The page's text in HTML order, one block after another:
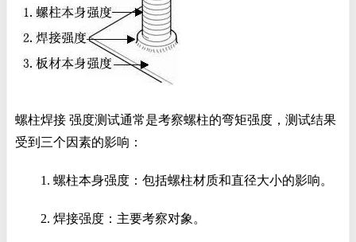
螺柱焊接 强度测试通常是考察螺柱的弯矩强度，测试结果
受到三个因素的影响：
1. 螺柱本身强度：包括螺柱材质和直径大小的影响。
2. 焊接强度：主要考察对象。